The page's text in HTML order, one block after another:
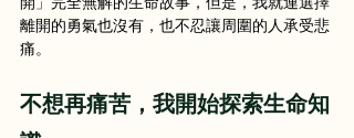
離開的勇氣也沒有，也不忍讓周圍的人承受悲
痛。
不想再痛苦，我開始探索生命知